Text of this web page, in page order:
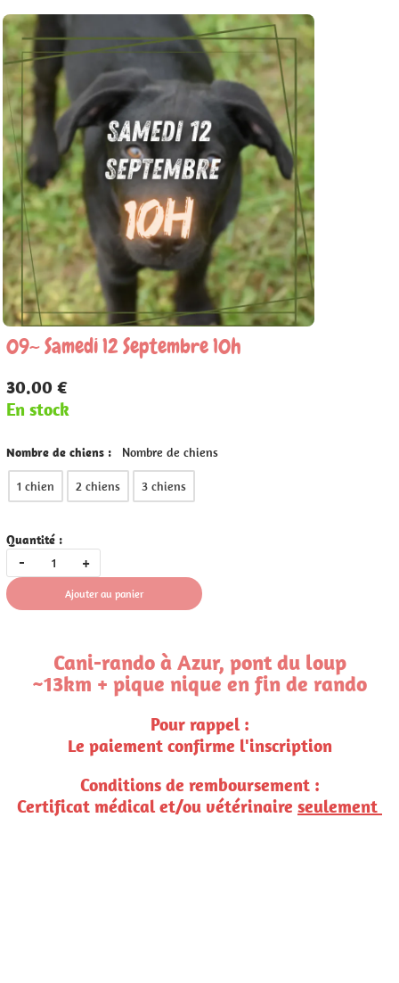
09~ Samedi 12 Septembre 10h
30.00 €
En stock
Nombre de chiens : Nombre de chiens
1 chien 2 chiens 3 chiens
Quantité :
- +
Ajouter au panier
Cani-rando à Azur, pont du loup
~13km + pique nique en fin de rando
Pour rappel :
Le paiement confirme l'inscription
Conditions de remboursement :
Certificat médical et/ou vétérinaire seulement